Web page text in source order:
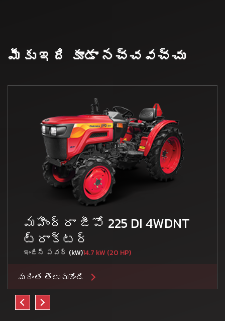
మీకు ఇది కూడా నచ్చవచ్చు
మహీంద్రా జీవో 225 DI 4WDNT
ట్రాక్టర్
ఇంజిన్ పవర్ (kW)14.7 kW (20 HP)
మరింత తెలుసుకోండి